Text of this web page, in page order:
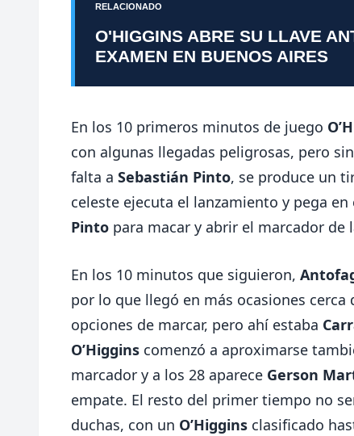
RELACIONADO
O'HIGGINS ABRE SU LLAVE
EXAMEN EN BUENOS AIRES
En los 10 primeros minutos de juego
con algunas llegadas peligrosas, pero
falta a Sebastián Pinto, se produce un
celeste ejecuta el lanzamiento y pega
Pinto para macar y abrir el marcador de
En los 10 minutos que siguieron,
por lo que llegó en más ocasiones
opciones de marcar, pero ahí estaba
O’Higgins comenzó a aproximarse
marcador y a los 28 aparece Gerson
empate. El resto del primer tiempo no
duchas, con un O’Higgins clasificado